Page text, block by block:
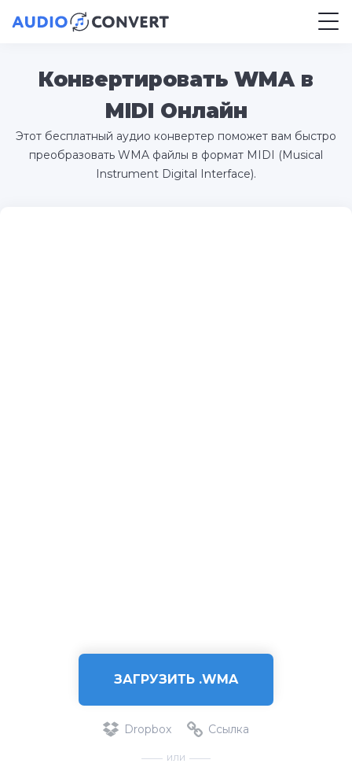
Конвертировать WMA в
MIDI Онлайн
Этот бесплатный аудио конвертер поможет вам быстро
преобразовать WMA файлы в формат MIDI (Musical
Instrument Digital Interface).
ЗАГРУЗИТЬ .WMA
Dropbox Ссылка
ИЛИ